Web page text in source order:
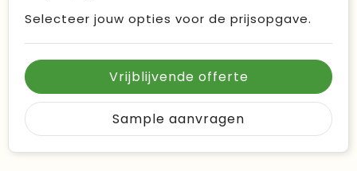
Selecteer jouw opties voor de prijsopgave.
Vrijblijvende offerte
Sample aanvragen